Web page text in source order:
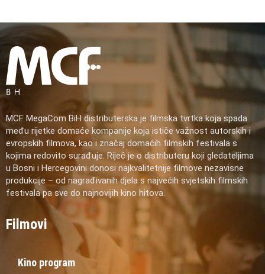
MCF MegaCom BiH distributerska je filmska tvrtka koja spada
među rijetke domaće kompanije koja ističe važnost autorskih i
evropskih filmova, kao i značaj domaćih filmskih festivala s
kojima redovito surađuje. Riječ je o distributeru koji gledateljima
u Bosni i Hercegovini donosi najkvalitetnije filmove nezavisne
produkcije – od nagrađivanih djela s najvećih svjetskih filmskih
festivala pa sve do najnovijih kino hitova.
Filmovi
Kino program